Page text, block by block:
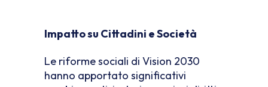
Impatto su Cittadini e Società
Le riforme sociali di Vision 2030
hanno apportato significativi